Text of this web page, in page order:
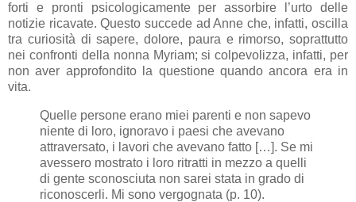
forti e pronti psicologicamente per assorbire l’urto delle
notizie ricavate. Questo succede ad Anne che, infatti, oscilla
tra curiosità di sapere, dolore, paura e rimorso, soprattutto
nei confronti della nonna Myriam; si colpevolizza, infatti, per
non aver approfondito la questione quando ancora era in
vita.
Quelle persone erano miei parenti e non sapevo
niente di loro, ignoravo i paesi che avevano
attraversato, i lavori che avevano fatto […]. Se mi
avessero mostrato i loro ritratti in mezzo a quelli
di gente sconosciuta non sarei stata in grado di
riconoscerli. Mi sono vergognata (p. 10).